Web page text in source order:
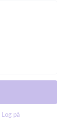
Log på